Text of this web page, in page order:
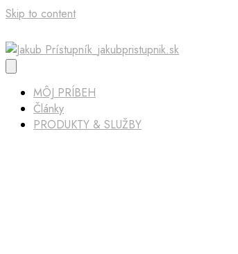
Skip to content
MÔJ PRÍBEH
Články
PRODUKTY & SLUŽBY